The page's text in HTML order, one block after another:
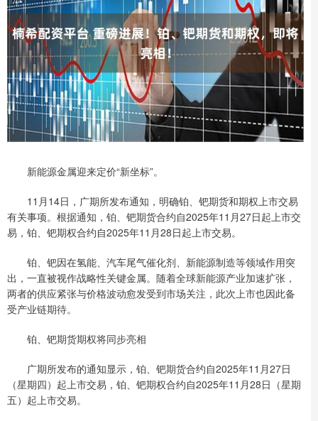
新能源金属迎来定价“新坐标”。
11月14日，广期所发布通知，明确铂、钯期货和期权上市交易
有关事项。根据通知，铂、钯期货合约自2025年11月27日起上市交
易，铂、钯期权合约自2025年11月28日起上市交易。
铂、钯因在氢能、汽车尾气催化剂、新能源制造等领域作用突
出，一直被视作战略性关键金属。随着全球新能源产业加速扩张，
两者的供应紧张与价格波动愈发受到市场关注，此次上市也因此备
受产业链期待。
铂、钯期货期权将同步亮相
广期所发布的通知显示，铂、钯期货合约自2025年11月27日
（星期四）起上市交易，铂、钯期权合约自2025年11月28日（星期
五）起上市交易。